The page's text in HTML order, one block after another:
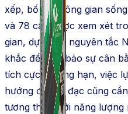
xếp, bố trí không gian
và 78 cần được xem xét
gian, dựa trên nguyên tắc
khắc để đảm bảo sự cân
tích cực. Chẳng hạn, việc
hướng đặt đồ đạc cũng
tương thích với năng lượng